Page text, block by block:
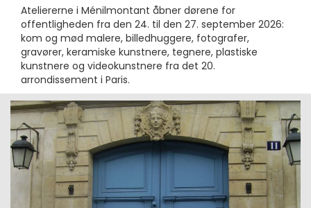
Ateliererne i Ménilmontant åbner dørene for
offentligheden fra den 24. til den 27. september 2026:
kom og mød malere, billedhuggere, fotografer,
gravører, keramiske kunstnere, tegnere, plastiske
kunstnere og videokunstnere fra det 20.
arrondissement i Paris.